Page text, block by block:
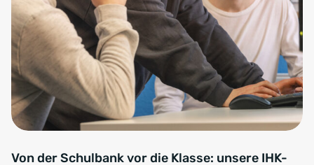
Von der Schulbank vor die Klasse: unsere IHK-